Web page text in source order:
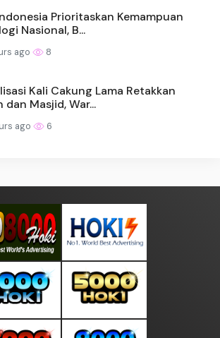
Prioritaskan Kemampuan
Nasional, B...
ago 8
Kali Cakung Lama Retakkan
dan Masjid, War...
ago 6